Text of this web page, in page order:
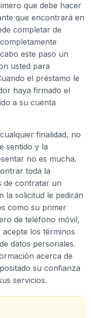
que debe hacer
que encontrará en
completar de
este paso un
usted para
el préstamo le
haya firmado el
a su cuenta
finalidad, no
sentido y la
no es mucha.
toda la
de contratar un
la solicitud le pedirán
como su primer
de teléfono móvil,
acepte los términos
datos personales.
acerca de
su confianza
servicios.